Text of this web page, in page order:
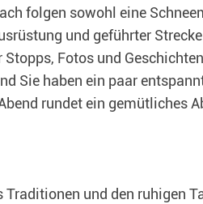
folgen sowohl eine
und geführter
Fotos und
Sie haben ein paar
rundet ein gemütliches
und den ruhigen